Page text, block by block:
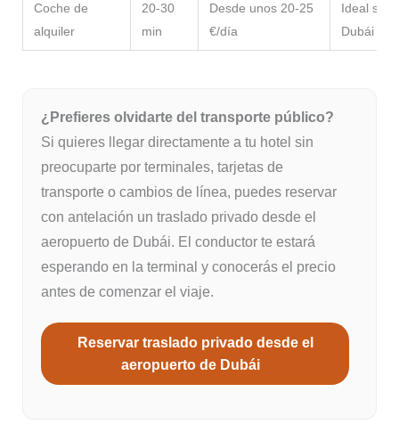
Coche de
alquiler
20-30
min
Desde unos 20-25
€/día
Ideal si
Dubái
¿Prefieres olvidarte del transporte público?
Si quieres llegar directamente a tu hotel sin
preocuparte por terminales, tarjetas de
transporte o cambios de línea, puedes reservar
con antelación un traslado privado desde el
aeropuerto de Dubái. El conductor te estará
esperando en la terminal y conocerás el precio
antes de comenzar el viaje.
Reservar traslado privado desde el
aeropuerto de Dubái